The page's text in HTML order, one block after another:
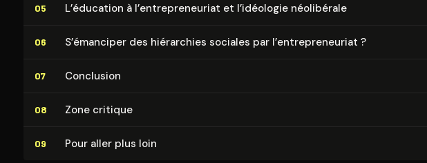
05 L’éducation à l’en­tre­pre­neu­riat et l’idéologie néolibérale
06 S’émanciper des hiérarchies sociales par l’en­tre­pre­neu­riat ?
07 Conclusion
08 Zone critique
09 Pour aller plus loin